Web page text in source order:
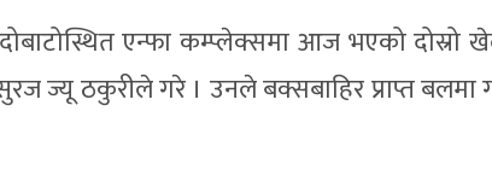
एन्फा कम्प्लेक्समा आज भएको दोस्रो
ज्यू ठकुरीले गरे । उनले बक्सबाहिर प्राप्त बलमा